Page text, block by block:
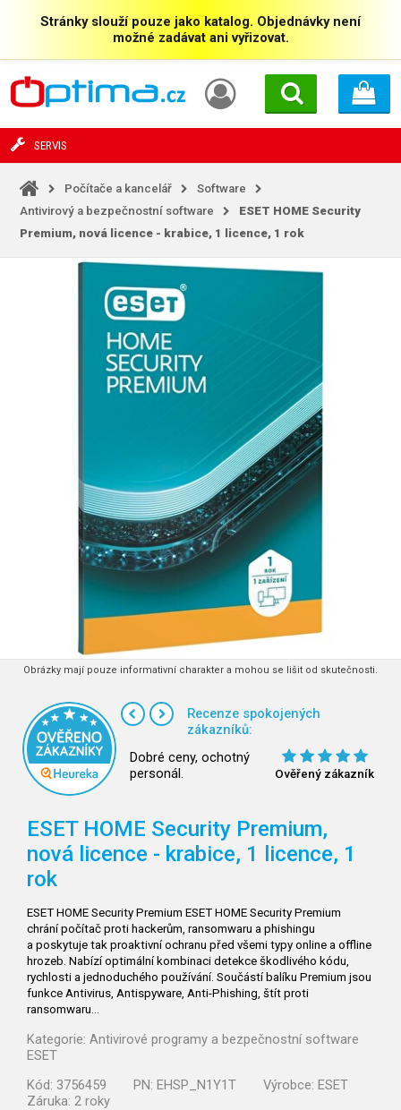
Stránky slouží pouze jako katalog. Objednávky není
možné zadávat ani vyřizovat.
SERVIS
Počítače a kancelář
Software
Antivirový a bezpečnostní software
ESET HOME Security
Premium, nová licence - krabice, 1 licence, 1 rok
Obrázky mají pouze informativní charakter a mohou se lišit od skutečnosti.
Recenze spokojených
zákazníků:
Dobré ceny, ochotný
personál.
Ověřený zákazník
ESET HOME Security Premium,
nová licence - krabice, 1 licence, 1
rok
ESET HOME Security Premium ESET HOME Security Premium
chrání počítač proti hackerům, ransomwaru a phishingu
a poskytuje tak proaktivní ochranu před všemi typy online a offline
hrozeb. Nabízí optimální kombinaci detekce škodlivého kódu,
rychlosti a jednoduchého používání. Součástí balíku Premium jsou
funkce Antivirus, Antispyware, Anti-Phishing, štít proti
ransomwaru…
Kategorie: Antivirové programy a bezpečnostní software
ESET
Kód: 3756459 PN: EHSP_N1Y1T Výrobce: ESET
Záruka: 2 roky